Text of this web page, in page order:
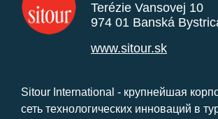
Terézie Vansovej 10
974 01 Banská
www.sitour.sk
Sitour International - крупнейшая
сеть технологических инноваций в